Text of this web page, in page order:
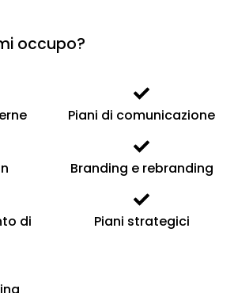
occupo?
Piani di comunicazione
Branding e rebranding
di
Piani strategici